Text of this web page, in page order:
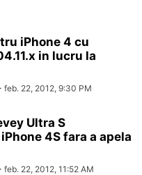
iPhone 4 cu
in lucru la
feb. 22, 2012, 9:30 PM
Ultra S
4S fara a apela
feb. 22, 2012, 11:52 AM